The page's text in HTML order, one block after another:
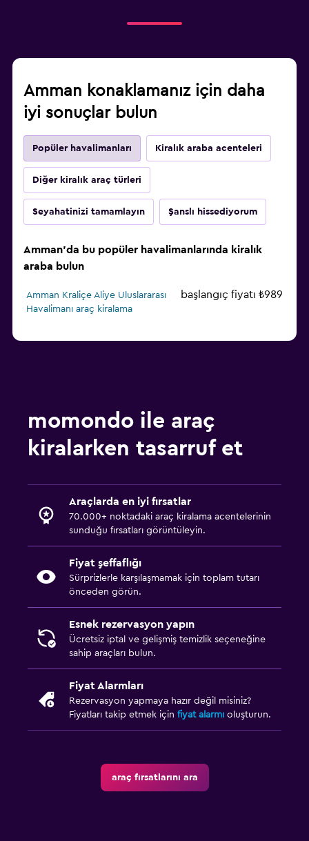
Amman konaklamanız için daha
iyi sonuçlar bulun
Popüler havalimanları Kiralık araba acenteleri
Diğer kiralık araç türleri
Seyahatinizi tamamlayın Şanslı hissediyorum
Amman'da bu popüler havalimanlarında kiralık
araba bulun
Amman Kraliçe Aliye Uluslararası
Havalimanı araç kiralama
başlangıç fiyatı ₺989
momondo ile araç
kiralarken tasarruf et
Araçlarda en iyi fırsatlar
70.000+ noktadaki araç kiralama acentelerinin
sunduğu fırsatları görüntüleyin.
Fiyat şeffaflığı
Sürprizlerle karşılaşmamak için toplam tutarı
önceden görün.
Esnek rezervasyon yapın
Ücretsiz iptal ve gelişmiş temizlik seçeneğine
sahip araçları bulun.
Fiyat Alarmları
Rezervasyon yapmaya hazır değil misiniz?
Fiyatları takip etmek için fiyat alarmı oluşturun.
araç fırsatlarını ara